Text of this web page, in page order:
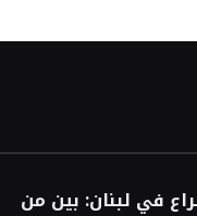
في لبنان: بين من